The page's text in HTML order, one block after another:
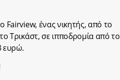
Fairview, ένας νικητής, από το
Τρικάστ, σε ιπποδρομία από το
ευρώ.